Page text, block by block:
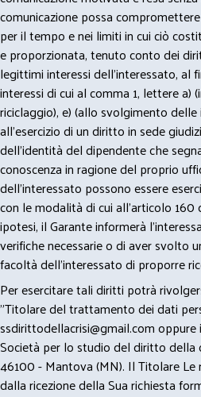
comunicazione possa
per il tempo e nei limiti in cui ciò
e proporzionata, tenuto conto dei
legittimi interessi dell’interessato, al
interessi di cui al comma 1, lettere
riciclaggio), e) (allo svolgimento
all’esercizio di un diritto in sede
dell’identità del dipendente che
conoscenza in ragione del proprio
dell’interessato possono essere
con le modalità di cui all’articolo
ipotesi, il Garante informerà
verifiche necessarie o di aver svolto
facoltà dell’interessato di proporre
Per esercitare tali diritti potrà
"Titolare del trattamento dei dati
ssdirittodellacrisi@gmail.comoppure
Società per lo studio del diritto della
46100 - Mantova (MN). Il Titolare
dalla ricezione della Sua richiesta